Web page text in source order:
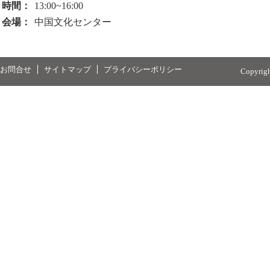
時間：
13:00~16:00
会場：
中国文化センター
お問合せ サイトマップ プライバシーポリシー